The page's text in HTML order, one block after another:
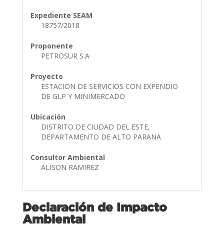
Expediente SEAM
18757/2018
Proponente
PETROSUR S.A
Proyecto
ESTACION DE SERVICIOS CON EXPENDIO
DE GLP Y MINIMERCADO
Ubicación
DISTRITO DE CIUDAD DEL ESTE,
DEPARTAMENTO DE ALTO PARANA
Consultor Ambiental
ALISON RAMIREZ
Declaración de Impacto
Ambiental